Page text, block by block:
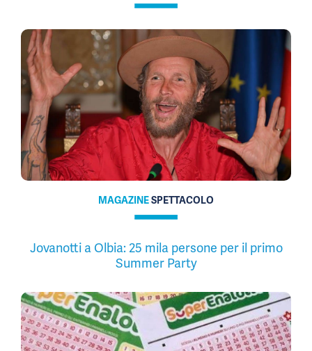
MAGAZINESPETTACOLO
Jovanotti a Olbia: 25 mila persone per il primo
Summer Party